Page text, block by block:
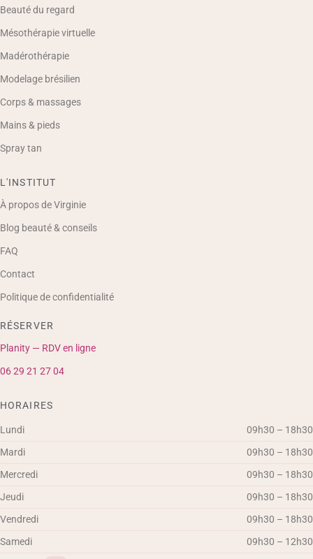
Beauté du regard
Mésothérapie virtuelle
Madérothérapie
Modelage brésilien
Corps & massages
Mains & pieds
Spray tan
L'INSTITUT
À propos de Virginie
Blog beauté & conseils
FAQ
Contact
Politique de confidentialité
RÉSERVER
Planity — RDV en ligne
06 29 21 27 04
HORAIRES
Lundi
09h30 – 18h30
Mardi
09h30 – 18h30
Mercredi
09h30 – 18h30
Jeudi
09h30 – 18h30
Vendredi
09h30 – 18h30
Samedi
09h30 – 12h30